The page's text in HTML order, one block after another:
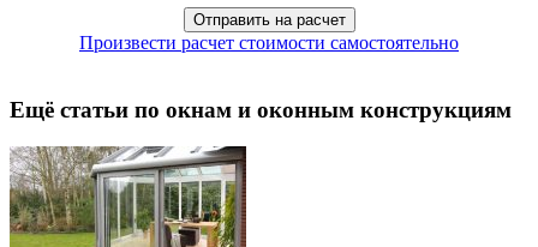
Произвести расчет стоимости самостоятельно
Ещё статьи по окнам и оконным конструкциям